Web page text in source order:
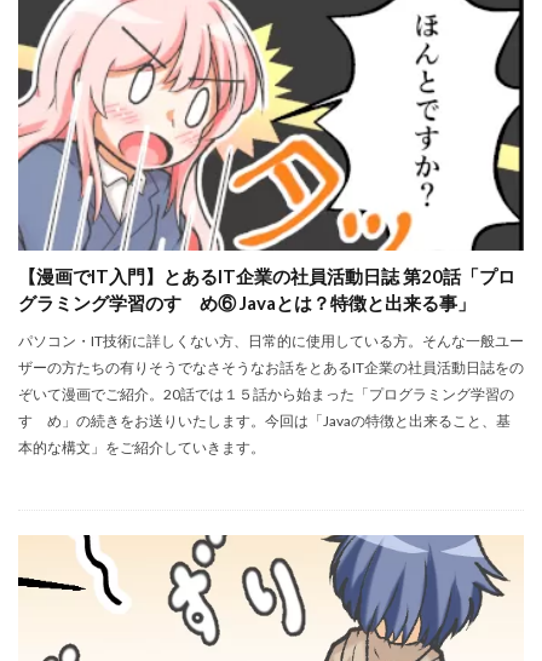
【漫画でIT入門】とあるIT企業の社員活動日誌 第20話「プロ
グラミング学習のすゝめ⑥ Javaとは？特徴と出来る事」
パソコン・IT技術に詳しくない方、日常的に使用している方。そんな一般ユー
ザーの方たちの有りそうでなさそうなお話をとあるIT企業の社員活動日誌をの
ぞいて漫画でご紹介。20話では１５話から始まった「プログラミング学習の
すゝめ」の続きをお送りいたします。今回は「Javaの特徴と出来ること、基
本的な構文」をご紹介していきます。